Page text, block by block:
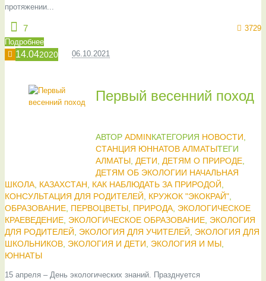
протяжении...
7
3729
Подробнее
14.042020 06.10.2021
Первый весенний поход
АВТОР ADMINКАТЕГОРИЯ НОВОСТИ
СТАНЦИЯ ЮННАТОВ АЛМАТЫТЕГИ
АЛМАТЫ, ДЕТИ ДЕТЯМ О ПРИРОДЕ,
ДЕТЯМ ОБ ЭКОЛОГИИ НАЧАЛЬНАЯ
ШКОЛА КАЗАХСТАН КАК НАБЛЮДАТЬ ЗА ПРИРОДОЙ
КОНСУЛЬТАЦИЯ ДЛЯ РОДИТЕЛЕЙ
КРУЖОК "ЭКОКРАЙ"
ОБРАЗОВАНИЕ ПЕРВОЦВЕТЫ ПРИРОДА ЭКОЛОГИЧЕСКОЕ
КРАЕВЕДЕНИЕ ЭКОЛОГИЧЕСКОЕ ОБРАЗОВАНИЕ ЭКОЛОГИЯ
ДЛЯ РОДИТЕЛЕЙ
ЭКОЛОГИЯ ДЛЯ УЧИТЕЛЕЙ
ЭКОЛОГИЯ ДЛЯ
ШКОЛЬНИКОВ ЭКОЛОГИЯ И ДЕТИ ЭКОЛОГИЯ И МЫ
ЮННАТЫ
15 апреля – День экологических знаний. Празднуется